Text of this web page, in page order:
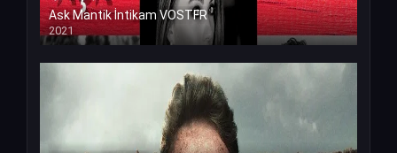
Ask Mantik İntikam VOSTFR
2021